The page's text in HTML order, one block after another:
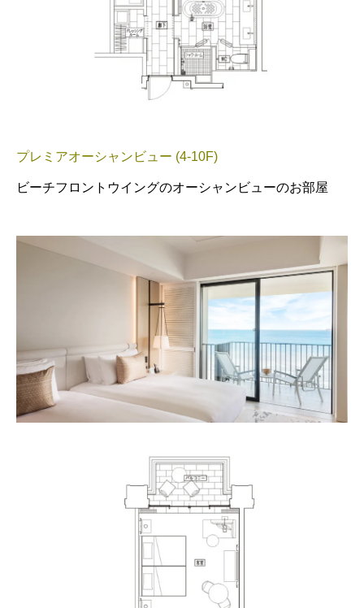
プレミアオーシャンビュー (4-10F)
ビーチフロントウイングのオーシャンビューのお部屋